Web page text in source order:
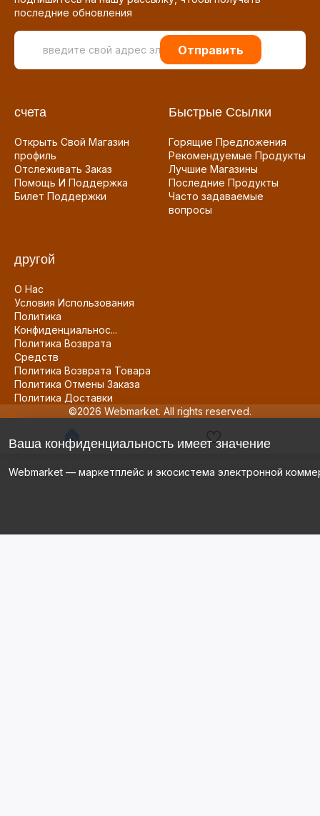
последние обновления
Отправить
счета
Открыть Свой Магазин
профиль
Отслеживать Заказ
Помощь И Поддержка
Билет Поддержки
Быстрые Ссылки
Горящие Предложения
Рекомендуемые Продукты
Лучшие Магазины
Последние Продукты
Часто задаваемые
вопросы
другой
О Нас
Условия Использования
Политика
Конфиденциальнос...
Политика Возврата
Средств
Политика Возврата Товара
Политика Отмены Заказа
Политика Доставки
©2026 Webmarket. All rights reserved.
Ваша конфиденциальность имеет значение
Webmarket — маркетплейс и экосистема электронной